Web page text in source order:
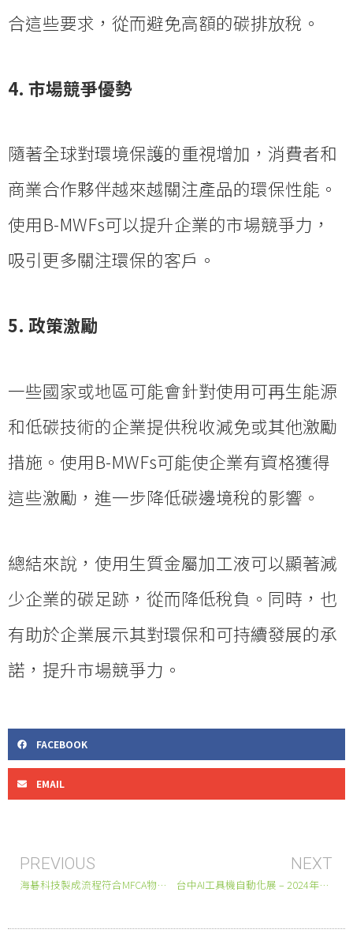
合這些要求，從而避免高額的碳排放稅。
4. 市場競爭優勢
隨著全球對環境保護的重視增加，消費者和
商業合作夥伴越來越關注產品的環保性能。
使用B-MWFs可以提升企業的市場競爭力，
吸引更多關注環保的客戶。
5. 政策激勵
一些國家或地區可能會針對使用可再生能源
和低碳技術的企業提供稅收減免或其他激勵
措施。使用B-MWFs可能使企業有資格獲得
這些激勵，進一步降低碳邊境稅的影響。
總結來說，使用生質金屬加工液可以顯著減
少企業的碳足跡，從而降低稅負。同時，也
有助於企業展示其對環保和可持續發展的承
諾，提升市場競爭力。
FACEBOOK
EMAIL
PREVIOUS
海碁科技製成流程符合MFCA物質流成本會計ISO 14051
NEXT
台中AI工具機自動化展 – 2024年壓軸盛會，錯過再等一年！